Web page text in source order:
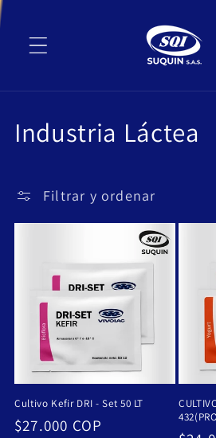
al contenido
C
l
e
n
Industria Láctea
Filtrar y ordenar
Cultivo Kefir DRI - Set 50 LT
Precio
$27.000 COP